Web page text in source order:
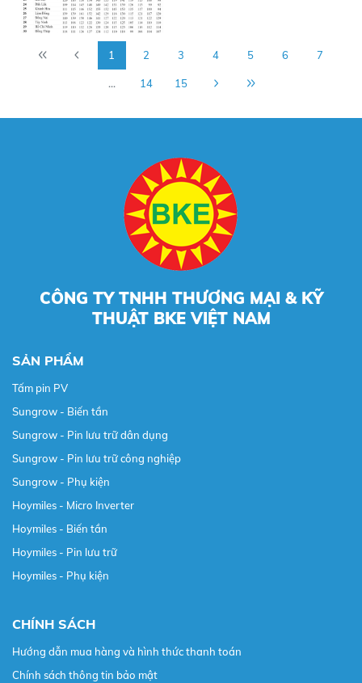
1 2 3 4 5 6 7
... 14 15
CÔNG TY TNHH THƯƠNG MẠI & KỸ
THUẬT BKE VIỆT NAM
SẢN PHẨM
Tấm pin PV
Sungrow - Biến tần
Sungrow - Pin lưu trữ dân dụng
Sungrow - Pin lưu trữ công nghiệp
Sungrow - Phụ kiện
Hoymiles - Micro Inverter
Hoymiles - Biến tần
Hoymiles - Pin lưu trữ
Hoymiles - Phụ kiện
CHÍNH SÁCH
Hướng dẫn mua hàng và hình thức thanh toán
Chính sách thông tin bảo mật